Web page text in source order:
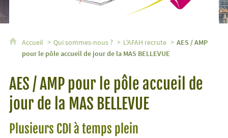
Accueil Qui sommes-nous ? L'AFAH recrute
AES / AMP
pour le pôle accueil de jour de la MAS BELLEVUE
AES / AMP pour le pôle accueil de
jour de la MAS BELLEVUE
Plusieurs CDI à temps plein